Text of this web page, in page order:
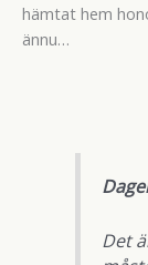
hämtat hem
ännu…
Det